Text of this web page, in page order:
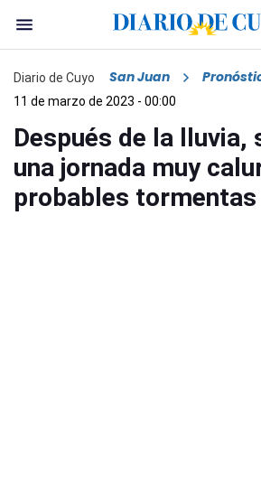
Diario de Cuyo San Juan
11 de marzo de 2023 - 00:00
Después de la lluvia,
una jornada muy
probables tormentas